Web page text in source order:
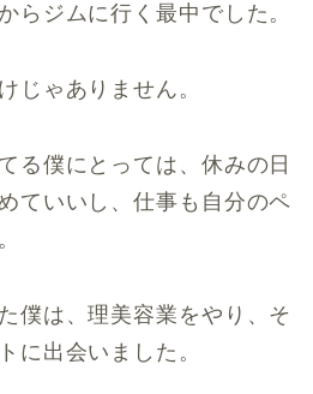
らジムに行く最中でした。
じゃありません。
る僕にとっては、休みの日
ていいし、仕事も自分のペ
僕は、理美容業をやり、そ
に出会いました。